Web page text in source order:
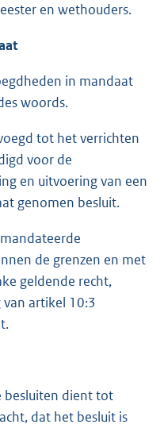
en wethouders.
in mandaat
woords.
tot het verrichten
voor de
en uitvoering van een
genomen besluit.
de grenzen en met
geldende recht,
artikel 10:3
besluiten dient tot
dat het besluit is